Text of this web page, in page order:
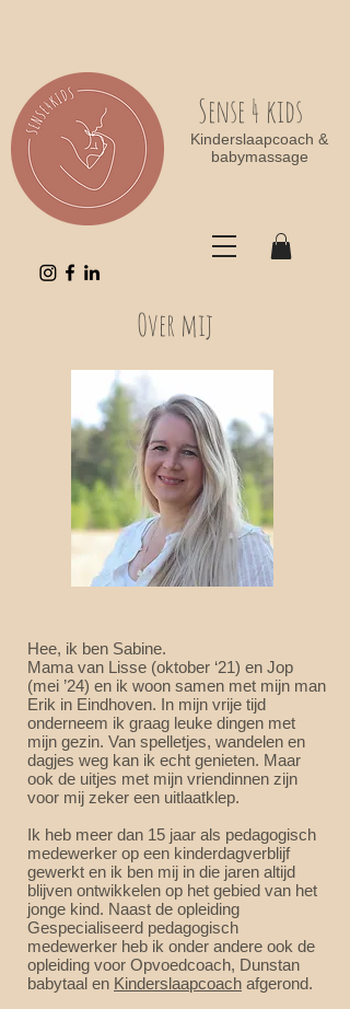
Sense 4 kids
Kinderslaapcoach &
babymassage
Over mij
Hee, ik ben Sabine.
Mama van Lisse (oktober ‘21) en Jop
(mei ’24) en ik woon samen met mijn man
Erik in Eindhoven. In mijn vrije tijd
onderneem ik graag leuke dingen met
mijn gezin. Van spelletjes, wandelen en
dagjes weg kan ik echt genieten. Maar
ook de uitjes met mijn vriendinnen zijn
voor mij zeker een uitlaatklep.
Ik heb meer dan 15 jaar als pedagogisch
medewerker op een kinderdagverblijf
gewerkt en ik ben mij in die jaren altijd
blijven ontwikkelen op het gebied van het
jonge kind. Naast de opleiding
Gespecialiseerd pedagogisch
medewerker heb ik onder andere ook de
opleiding voor Opvoedcoach, Dunstan
babytaal en Kinderslaapcoach afgerond.